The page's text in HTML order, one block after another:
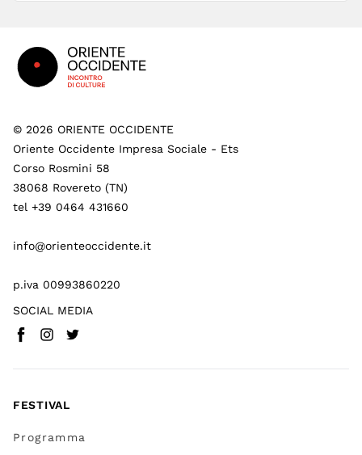
© 2026 ORIENTE OCCIDENTE
Oriente Occidente Impresa Sociale - Ets
Corso Rosmini 58
38068 Rovereto (TN)
tel +39 0464 431660
info@orienteoccidente.it
p.iva 00993860220
SOCIAL MEDIA
Facebook(
Instagram
Twitter
FESTIVAL
Programma